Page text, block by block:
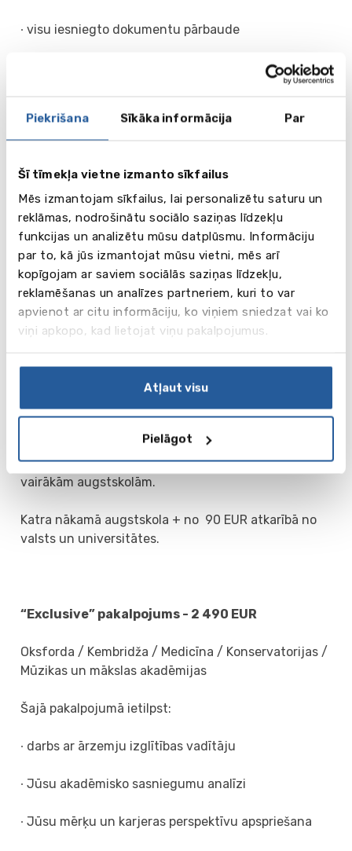
Piekrišana Sīkāka informācija Par
Šī tīmekļa vietne izmanto sīkfailus
Mēs izmantojam sīkfailus, lai personalizētu saturu un
reklāmas, nodrošinātu sociālo saziņas līdzekļu
funkcijas un analizētu mūsu datplūsmu. Informāciju
par to, kā jūs izmantojat mūsu vietni, mēs arī
kopīgojam ar saviem sociālās saziņas līdzekļu,
reklamēšanas un analīzes partneriem, kuri to var
apvienot ar citu informāciju, ko viņiem sniedzat vai ko
viņi apkopo, kad lietojat viņu pakalpojumus.
Atļaut visu
Pielāgot
∙ visu iesniegto dokumentu pārbaude
∙ palīdzība motivācijas vēstules un CV rakstīšanā
∙ pieteikuma iesniegšana 2 augstskolām un visu
dokumentu nosūtīšana (Lielbritānija - 5
∙ papildu rakstisko darbu, pārbaudījumu,
apspriešana, ja konkrētā augstskola tos pieprasa
∙ saņemto atbilžu tālāka apspriešana un augstskolas
izvēle
∙ praktiski padomi par finansējumu, aizdevuma
saņemšanu (ja iespējams)
∙ praktiski padomi par mājokļa atrašanu
∙ palīdzība nosūtot pēdējos skolas dokumentus
Šajā pakalpojumā var iekļaut pieteikšanos uz
vairākām augstskolām.
Katra nākamā augstskola + no 90 EUR atkarībā no
valsts un universitātes.
“Exclusive” pakalpojums - 2 490 EUR
Oksforda / Kembridža / Medicīna / Konservatorijas /
Mūzikas un mākslas akadēmijas
Šajā pakalpojumā ietilpst:
∙ darbs ar ārzemju izglītības vadītāju
∙ Jūsu akadēmisko sasniegumu analīzi
∙ Jūsu mērķu un karjeras perspektīvu apspriešana